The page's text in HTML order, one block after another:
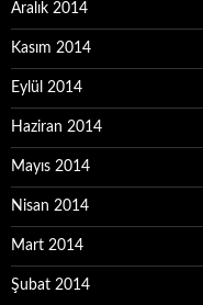
Aralık 2014
Kasım 2014
Eylül 2014
Haziran 2014
Mayıs 2014
Nisan 2014
Mart 2014
Şubat 2014